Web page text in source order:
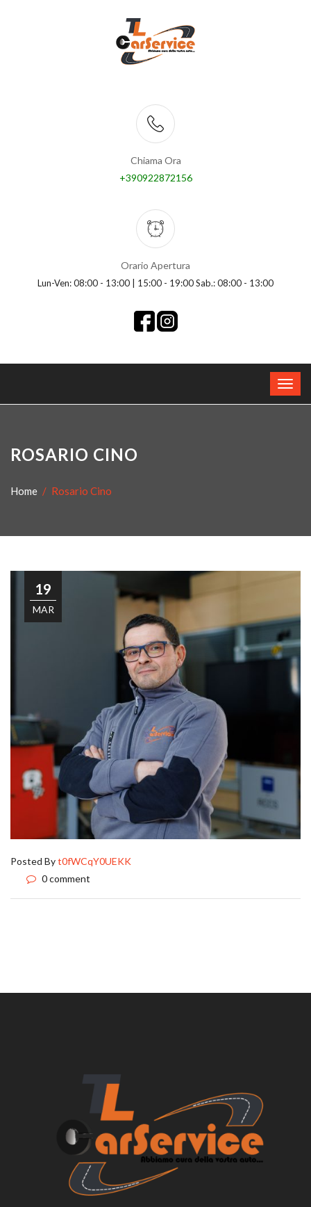
Chiama Ora
+390922872156
Orario Apertura
Lun-Ven: 08:00 - 13:00 | 15:00 - 19:00 Sab.: 08:00 - 13:00
ROSARIO CINO
Home Rosario Cino
19
MAR
Posted Byt0fWCqY0UEKK
0 comment